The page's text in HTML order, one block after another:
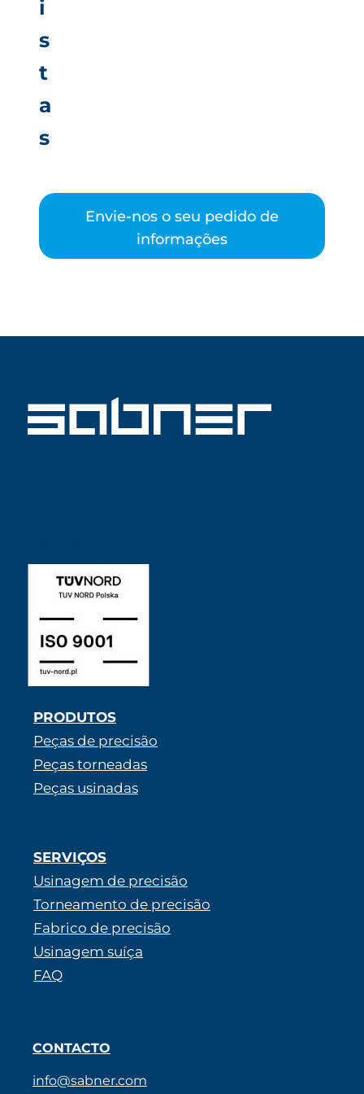
i
s
t
a
s
Envie-nos o seu pedido de
informações
PRODUTOS
Peças de precisão
Peças torneadas
Peças usinadas
SERVIÇOS
Usinagem de precisão
Torneamento de precisão
Fabrico de precisão
Usinagem suíça
FAQ
CONTACTO
info@sabner.com